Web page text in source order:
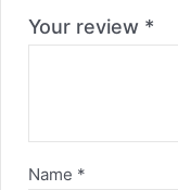
Your review *
Name *